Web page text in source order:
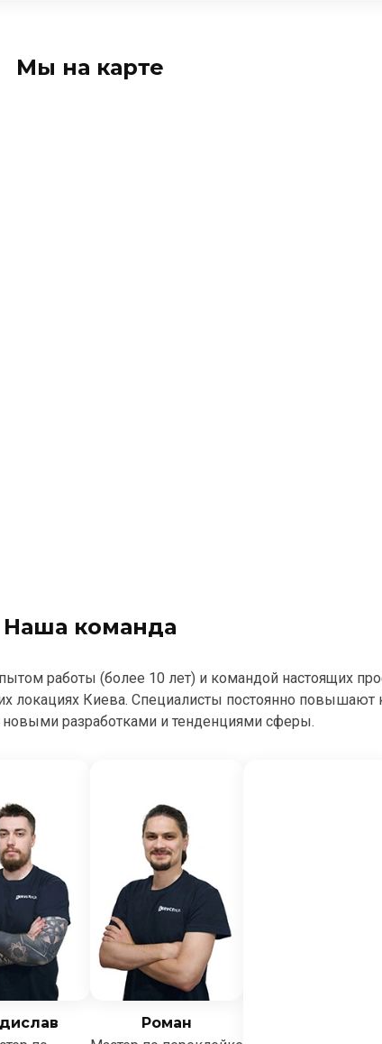
Мы на карте
Наша команда
работы (более 10 лет) и командой настоящих
локациях Киева. Специалисты постоянно
новыми разработками и тенденциями сферы.
Роман